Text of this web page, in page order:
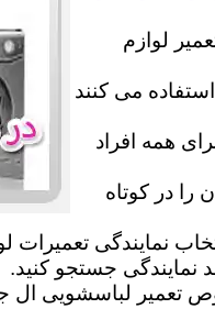
لوازم
می کنند
همه افراد
در کوتاه
نمایندگی
نمایندگی جستجو کنید.
تعمیر لباسشویی